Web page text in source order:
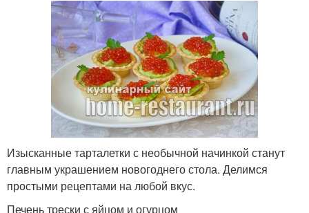
Изысканные тарталетки с необычной начинкой станут
главным украшением новогоднего стола. Делимся
простыми рецептами на любой вкус.
Печень трески с яйцом и огурцом